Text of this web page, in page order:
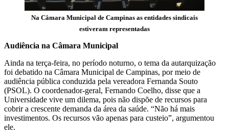
Na Câmara Municipal de Campinas as entidades sindicais
estiveram representadas
Audiência na Câmara Municipal
Ainda na terça-feira, no período noturno, o tema da autarquização
foi debatido na Câmara Municipal de Campinas, por meio de
audiência pública conduzida pela vereadora Fernanda Souto
(PSOL). O coordenador-geral, Fernando Coelho, disse que a
Universidade vive um dilema, pois não dispõe de recursos para
cobrir a crescente demanda da área da saúde. “Não há mais
investimentos. Os recursos vão apenas para custeio”, argumentou
ele.